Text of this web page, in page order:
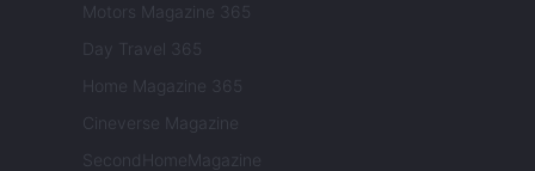
Motors Magazine 365
Day Travel 365
Home Magazine 365
Cineverse Magazine
SecondHomeMagazine